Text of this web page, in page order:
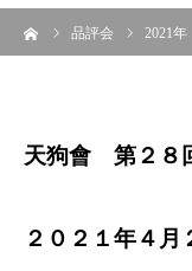
品評会 2021年
天狗會 第２８
２０２１年４月